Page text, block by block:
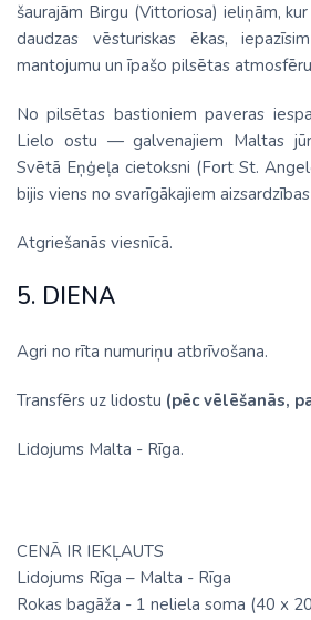
šaurajām Birgu (Vittoriosa) ieliņām,
daudzas vēsturiskas ēkas,
mantojumu un īpašo pilsētas
No pilsētas bastioniem paveras
Lielo ostu — galvenajiem Maltas
Svētā Eņģeļa cietoksni (Fort St.
bijis viens no svarīgākajiem
Atgriešanās viesnīcā.
5. DIENA
Agri no rīta numuriņu atbrīvošana.
Transfērs uz lidostu (pēc vēlēšanās,
Lidojums Malta - Rīga.
CENĀ IR IEKĻAUTS
Lidojums Rīga – Malta - Rīga
Rokas bagāža - 1 neliela soma (40 х